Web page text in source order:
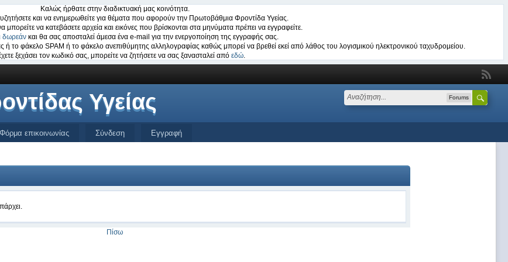
Καλώς ήρθατε στην διαδικτυακή μας κοινότητα.
και να ενημερωθείτε για θέματα που αφορούν την Πρωτοβάθμια Φροντίδα Υγείας.
μπορείτε να κατεβάσετε αρχεία και εικόνες που βρίσκονται στα μηνύματα πρέπει να εγγραφείτε.
δωρεάν και θα σας αποσταλεί άμεσα ένα e-mail για την ενεργοποίηση της εγγραφής σας.
ή το φάκελο SPAM ή το φάκελο ανεπιθύμητης αλληλογραφίας καθώς μπορεί να βρεθεί εκεί από λάθος του λογισμικού ηλεκτρονικού ταχυδρομείου.
ξεχάσει τον κωδικό σας, μπορείτε να ζητήσετε να σας ξανασταλεί από εδώ.
Υγείας Forums
Φόρμα επικοινωνίας Σύνδεση Εγγραφή
Πίσω